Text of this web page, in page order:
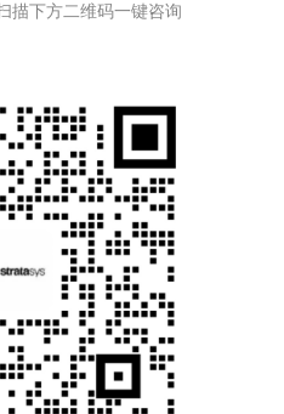
描下方二维码一键咨询